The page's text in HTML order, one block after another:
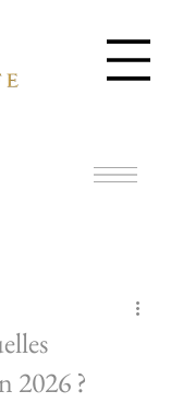
2026 ?